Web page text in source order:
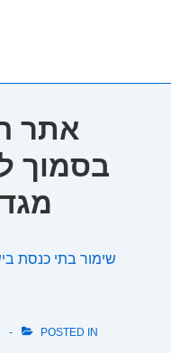
אתר
בסמוך
POSTED IN